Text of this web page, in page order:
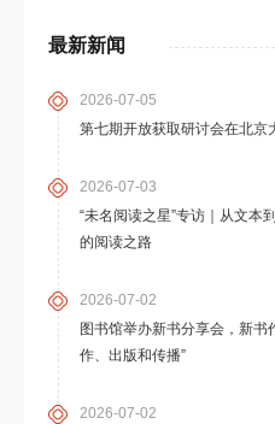
最新新闻
2026-07-05
第七期开放获取研讨会在北京
2026-07-03
“未名阅读之星”专访｜从文
的阅读之路
2026-07-02
图书馆举办新书分享会，新书
作、出版和传播”
2026-07-02